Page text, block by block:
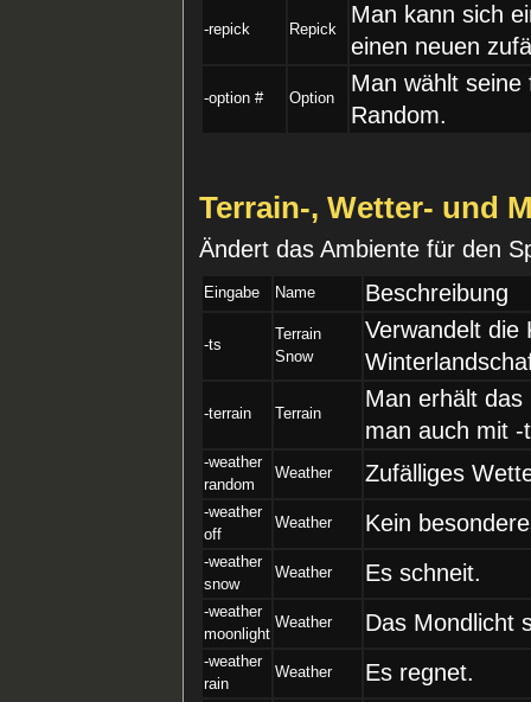
-repick Repick
Man kann sich
einen neuen
-option # Option
Man wählt
Random.
Terrain-, Wetter- und
Ändert das Ambiente für den
Eingabe Name Beschreibung
-ts
Terrain
Snow
Verwandelt die
-terrain Terrain
Man erhält das
man auch mit
-weather
random
Weather Zufälliges
-weather
off
Weather Kein
-weather
snow
Weather Es schneit.
-weather
moonlight
Weather Das Mondlicht
-weather
rain
Weather Es regnet.